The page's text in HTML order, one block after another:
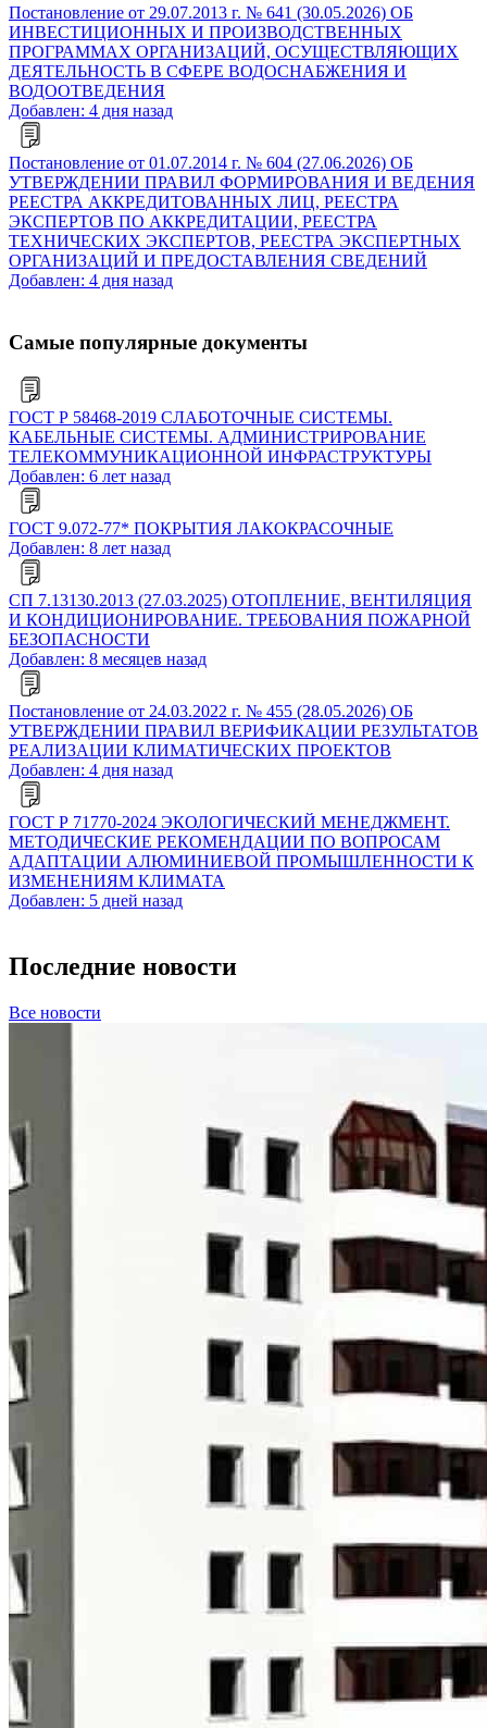
Постановление от 29.07.2013 г. № 641 (30.05.2026) ОБ
ИНВЕСТИЦИОННЫХ И ПРОИЗВОДСТВЕННЫХ
ПРОГРАММАХ ОРГАНИЗАЦИЙ, ОСУЩЕСТВЛЯЮЩИХ
ДЕЯТЕЛЬНОСТЬ В СФЕРЕ ВОДОСНАБЖЕНИЯ И
ВОДООТВЕДЕНИЯ
Добавлен: 4 дня назад
Постановление от 01.07.2014 г. № 604 (27.06.2026) ОБ
УТВЕРЖДЕНИИ ПРАВИЛ ФОРМИРОВАНИЯ И ВЕДЕНИЯ
РЕЕСТРА АККРЕДИТОВАННЫХ ЛИЦ, РЕЕСТРА
ЭКСПЕРТОВ ПО АККРЕДИТАЦИИ, РЕЕСТРА
ТЕХНИЧЕСКИХ ЭКСПЕРТОВ, РЕЕСТРА ЭКСПЕРТНЫХ
ОРГАНИЗАЦИЙ И ПРЕДОСТАВЛЕНИЯ СВЕДЕНИЙ
Добавлен: 4 дня назад
Самые популярные документы
ГОСТ Р 58468-2019 СЛАБОТОЧНЫЕ СИСТЕМЫ.
КАБЕЛЬНЫЕ СИСТЕМЫ. АДМИНИСТРИРОВАНИЕ
ТЕЛЕКОММУНИКАЦИОННОЙ ИНФРАСТРУКТУРЫ
Добавлен: 6 лет назад
ГОСТ 9.072-77* ПОКРЫТИЯ ЛАКОКРАСОЧНЫЕ
Добавлен: 8 лет назад
СП 7.13130.2013 (27.03.2025) ОТОПЛЕНИЕ, ВЕНТИЛЯЦИЯ
И КОНДИЦИОНИРОВАНИЕ. ТРЕБОВАНИЯ ПОЖАРНОЙ
БЕЗОПАСНОСТИ
Добавлен: 8 месяцев назад
Постановление от 24.03.2022 г. № 455 (28.05.2026) ОБ
УТВЕРЖДЕНИИ ПРАВИЛ ВЕРИФИКАЦИИ РЕЗУЛЬТАТОВ
РЕАЛИЗАЦИИ КЛИМАТИЧЕСКИХ ПРОЕКТОВ
Добавлен: 4 дня назад
ГОСТ Р 71770-2024 ЭКОЛОГИЧЕСКИЙ МЕНЕДЖМЕНТ.
МЕТОДИЧЕСКИЕ РЕКОМЕНДАЦИИ ПО ВОПРОСАМ
АДАПТАЦИИ АЛЮМИНИЕВОЙ ПРОМЫШЛЕННОСТИ К
ИЗМЕНЕНИЯМ КЛИМАТА
Добавлен: 5 дней назад
Последние новости
Все новости